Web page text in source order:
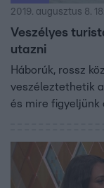
2019. augusztus 8.
Veszélyes
utazni
Háborúk, rossz
veszéleztethetik
és mire figyeljünk